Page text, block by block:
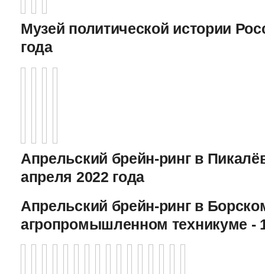
Музей политической истории
года
Апрельский брейн-ринг в
апреля 2022 года
Апрельский брейн-ринг в
агропромышленном техникуме -